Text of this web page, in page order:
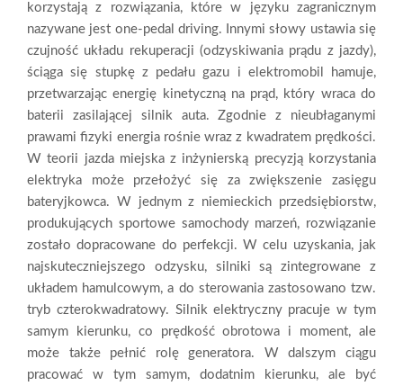
korzystają z rozwiązania, które w języku zagranicznym
nazywane jest one-pedal driving. Innymi słowy ustawia się
czujność układu rekuperacji (odzyskiwania prądu z jazdy),
ściąga się stupkę z pedału gazu i elektromobil hamuje,
przetwarzając energię kinetyczną na prąd, który wraca do
baterii zasilającej silnik auta. Zgodnie z nieubłaganymi
prawami fizyki energia rośnie wraz z kwadratem prędkości.
W teorii jazda miejska z inżynierską precyzją korzystania
elektryka może przełożyć się za zwiększenie zasięgu
bateryjkowca. W jednym z niemieckich przedsiębiorstw,
produkujących sportowe samochody marzeń, rozwiązanie
zostało dopracowane do perfekcji. W celu uzyskania, jak
najskuteczniejszego odzysku, silniki są zintegrowane z
układem hamulcowym, a do sterowania zastosowano tzw.
tryb czterokwadratowy. Silnik elektryczny pracuje w tym
samym kierunku, co prędkość obrotowa i moment, ale
może także pełnić rolę generatora. W dalszym ciągu
pracować w tym samym, dodatnim kierunku, ale być